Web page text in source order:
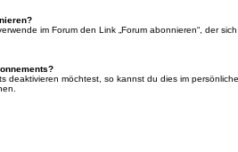
im Forum den Link „Forum abonnieren“, der
deaktivieren möchtest, so kannst du dies im